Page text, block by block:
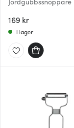
169 kr
I lager